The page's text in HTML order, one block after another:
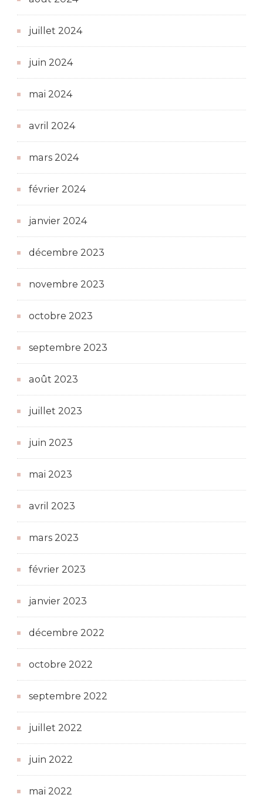
juillet 2024
juin 2024
mai 2024
avril 2024
mars 2024
février 2024
janvier 2024
décembre 2023
novembre 2023
octobre 2023
septembre 2023
août 2023
juillet 2023
juin 2023
mai 2023
avril 2023
mars 2023
février 2023
janvier 2023
décembre 2022
octobre 2022
septembre 2022
juillet 2022
juin 2022
mai 2022